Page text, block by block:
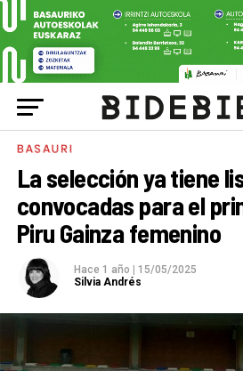
BASAURI
La selección ya tiene
convocadas para el
Piru Gainza femenino
Hace 1 año
15/05/2025
Silvia Andrés